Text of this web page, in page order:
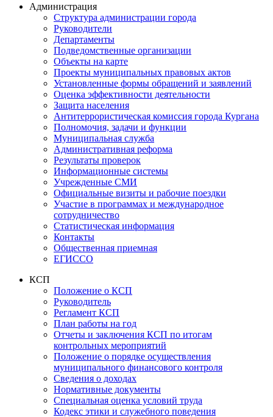
Администрация
Структура администрации города
Руководители
Департаменты
Подведомственные организации
Объекты на карте
Проекты муниципальных правовых актов
Установленные формы обращений и заявлений
Оценка эффективности деятельности
Защита населения
Антитеррористическая комиссия города Кургана
Полномочия, задачи и функции
Муниципальная служба
Административная реформа
Результаты проверок
Информационные системы
Учрежденные СМИ
Официальные визиты и рабочие поездки
Участие в программах и международное
сотрудничество
Статистическая информация
Контакты
Общественная приемная
ЕГИССО
КСП
Положение о КСП
Руководитель
Регламент КСП
План работы на год
Отчеты и заключения КСП по итогам
контрольных мероприятий
Положение о порядке осуществления
муниципального финансового контроля
Сведения о доходах
Нормативные документы
Специальная оценка условий труда
Кодекс этики и служебного поведения